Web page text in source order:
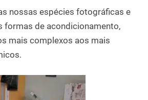
nossas espécies fotográficas e
formas de acondicionamento,
mais complexos aos mais